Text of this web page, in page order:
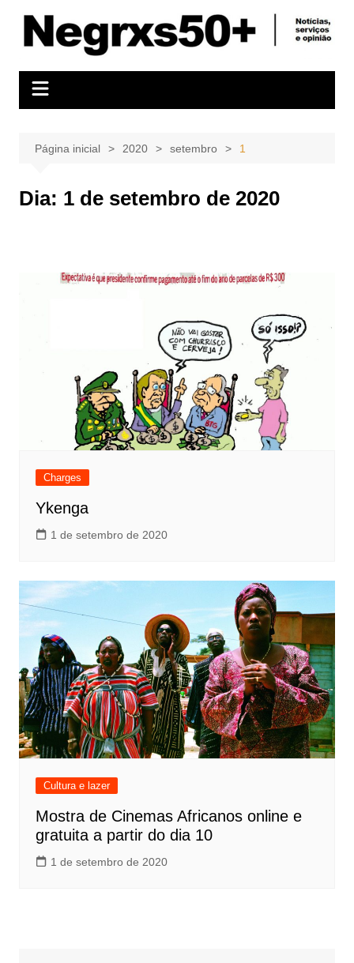
conteúdo
Página inicial 2020 setembro 1
Dia: 1 de setembro de 2020
Charges
Ykenga
1 de setembro de 2020
Cultura e lazer
Mostra de Cinemas Africanos online e
gratuita a partir do dia 10
1 de setembro de 2020